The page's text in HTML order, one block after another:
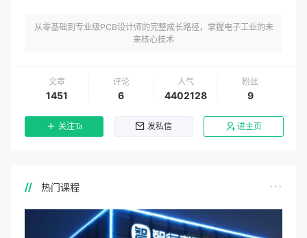
从零基础到专业级PCB设计师的完整成长路径，掌握电子工业的未
来核心技术
文章
1451
评论
6
人气
4402128
粉丝
9
关注Ta 发私信 进主页
热门课程